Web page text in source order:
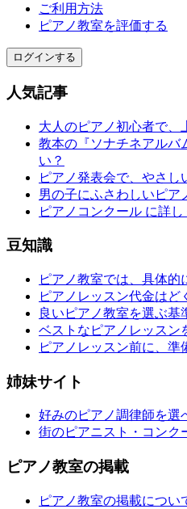
ご利用方法
ピアノ教室を評価する
ログインする
人気記事
大人のピアノ初心者で、
教本の『ソナチネアルバ
い？
ピアノ発表会で、やさし
男の子にふさわしいピア
ピアノコンクール に詳し
豆知識
ピアノ教室では、具体的
ピアノレッスン代金はど
良いピアノ教室を選ぶ基
ベストなピアノレッスン
ピアノレッスン前に、準
姉妹サイト
好みのピアノ調律師を選
街のピアニスト・コンク
ピアノ教室の掲載
ピアノ教室の掲載につい